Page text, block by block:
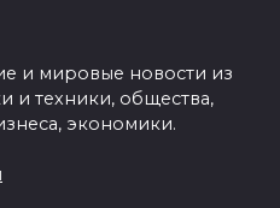
и мировые новости из
и техники, общества,
экономики.